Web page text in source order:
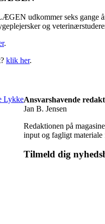
udkommer seks gange
og
.
klik her.
Ansvarshavende
Jan B. Jensen
Redaktionen på
input og fagligt materiale
Tilmeld dig